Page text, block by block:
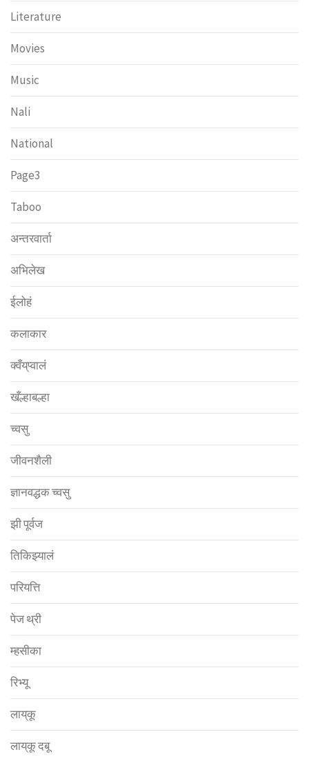
Literature
Movies
Music
Nali
National
Page3
Taboo
अन्तरवार्ता
अभिलेख
ईलोहं
कलाकार
क्वँय्‌प्वालं
खँल्हाबल्हा
च्वसु
जीवनशैली
ज्ञानवद्धक च्वसु
झी पूर्वज
तिकिझ्यालं
परियत्ति
पेज थ्री
म्हसीका
रिभ्यू
लाय्‌कू
लाय्‌कू दबू